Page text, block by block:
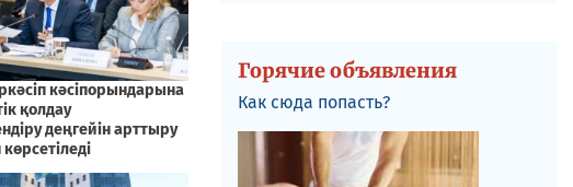
Горячие объявления
Как сюда попасть?